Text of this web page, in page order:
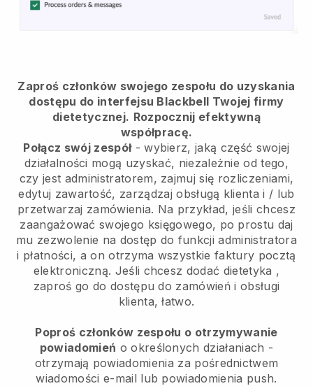
Zaproś członków swojego zespołu do uzyskania
dostępu do interfejsu Blackbell Twojej firmy
dietetycznej. Rozpocznij efektywną
współpracę.
Połącz swój zespół- wybierz, jaką część swojej
działalności mogą uzyskać, niezależnie od tego,
czy jest administratorem, zajmuj się rozliczeniami,
edytuj zawartość, zarządzaj obsługą klienta i / lub
przetwarzaj zamówienia. Na przykład, jeśli chcesz
zaangażować swojego księgowego, po prostu daj
mu zezwolenie na dostęp do funkcji administratora
i płatności, a on otrzyma wszystkie faktury pocztą
elektroniczną. Jeśli chcesz dodać dietetyka ,
zaproś go do dostępu do zamówień i obsługi
klienta, łatwo.
Poproś członków zespołu o otrzymywanie
powiadomień o określonych działaniach -
otrzymają powiadomienia za pośrednictwem
wiadomości e-mail lub powiadomienia push.